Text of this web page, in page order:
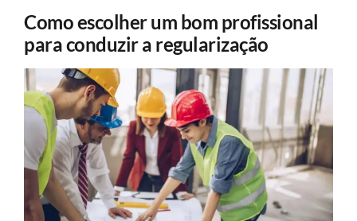
Como escolher um bom profissional
para conduzir a regularização